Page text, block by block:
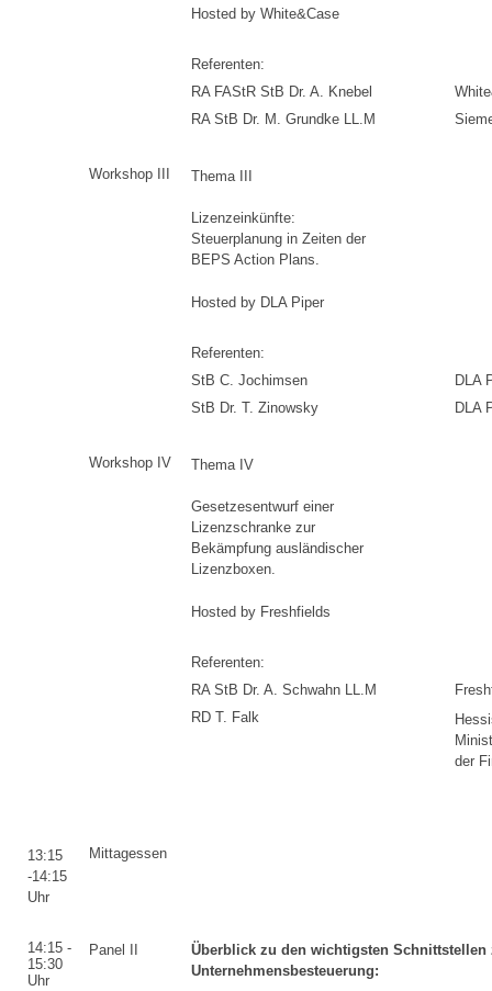
Hosted by White&Case
Referenten:
RA FAStR StB Dr. A. Knebel
RA StB Dr. M. Grundke LL.M
Workshop III Thema III
Lizenzeinkünfte:
Steuerplanung in Zeiten der
BEPS Action Plans.
Hosted by DLA Piper
Referenten:
StB C. Jochimsen
DLA
StB Dr. T. Zinowsky
DLA
Workshop IV Thema IV
Gesetzesentwurf einer
Lizenzschranke zur
Bekämpfung ausländischer
Lizenzboxen.
Hosted by Freshfields
Referenten:
RA StB Dr. A. Schwahn LL.M
RD T. Falk
der
13:15
-14:15
Uhr
Mittagessen
14:15 -
15:30
Uhr
Panel II
Überblick zu den wichtigsten Schnittstellen
Unternehmensbesteuerung: